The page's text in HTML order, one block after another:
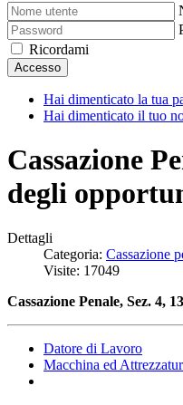
Ricordami
Accesso
Hai dimenticato la tua
Hai dimenticato il tuo
Cassazione
degli
Dettagli
Categoria: Cassazione
Visite: 17049
Cassazione Penale, Sez. 4,
Datore di Lavoro
Macchina ed